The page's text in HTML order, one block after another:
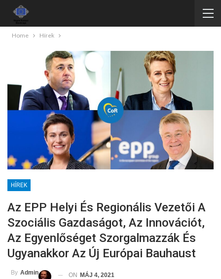
Home Hírek
HÍREK
Az EPP Helyi És Regionális Vezetői A
Szociális Gazdaságot, Az Innovációt,
Az Egyenlőséget Szorgalmazzák És
Ugyanakkor Az Új Európai Bauhaust
By Admin ON MÁJ 4, 2021